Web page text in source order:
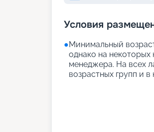
Условия
●Минимальный
однако на некоторых
менеджера. На всех
возрастных групп и